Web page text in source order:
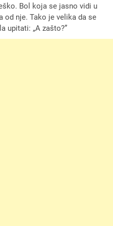
Bol koja se jasno vidi u
od nje. Tako je velika da se
upitati: „A zašto?”